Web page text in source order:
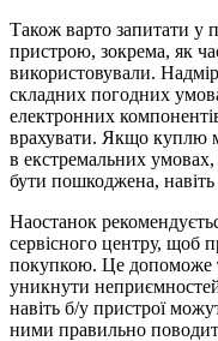
Також варто запитати у
пристрою, зокрема, як
використовували.
складних погодних
електронних
врахувати. Якщо куплю
в екстремальних
бути пошкоджена,
Наостанок
сервісного центру, щоб
покупкою. Це допоможе
уникнути
навіть б/у пристрої
ними правильно